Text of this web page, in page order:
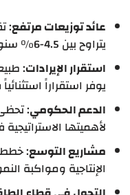
عائد توزيعات مرتفع:
يتراوح بين 4.5-6% سنوياً.
استقرار الإيرادات:
يوفر استقراراً
الدعم الحكومي:
لأهميتها
مشاريع التوسع: خطط
الإنتاجية ومواكبة